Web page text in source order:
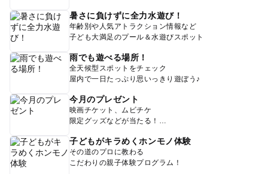
暑さに負けずに全力水遊び！
年齢別や人気アトラクション情報など
子ども大満足のプール＆水遊びスポット
雨でも遊べる場所！
全天候型スポットをチェック
屋内で一日たっぷり思いっきり遊ぼう♪
今月のプレゼント
映画チケット、ムビチケ
限定グッズなどが当たる！
子どもがキラめくホンモノ体験
その道のプロに教わる
こだわりの親子体験プログラム！